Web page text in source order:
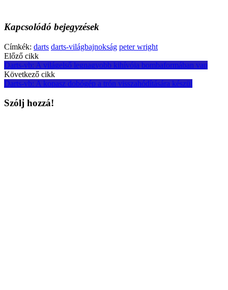
Kapcsolódó bejegyzések
Címkék: darts darts-világbajnokság peter wright
Post
navigation
Előző cikk
Darts-vb: A világelső legnagyobb kihívója bombaformában van
Következő cikk
Darts-vb: A kopasz dobógép a trón visszahódítására készül
Szólj hozzá!